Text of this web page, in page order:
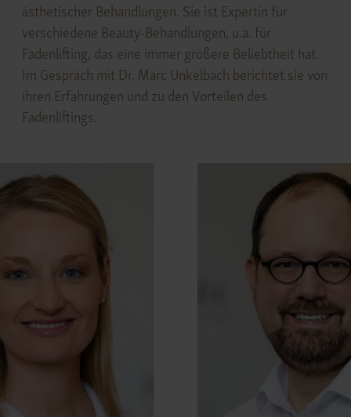
ästhetischer Behandlungen. Sie ist Expertin für
verschiedene Beauty-Behandlungen, u.a. für
Fadenlifting, das eine immer größere Beliebtheit hat.
Im Gespräch mit Dr. Marc Unkelbach berichtet sie von
ihren Erfahrungen und zu den Vorteilen des
Fadenliftings.